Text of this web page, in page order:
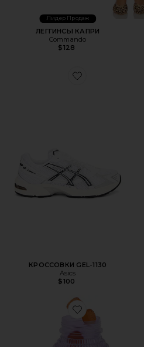
Лидер Продаж
ЛЕГГИНСЫ КАПРИ
Commando
$128
Favorite КРОССОВКИ
КРОССОВКИ GEL-1130
Asics
$100
Favorite